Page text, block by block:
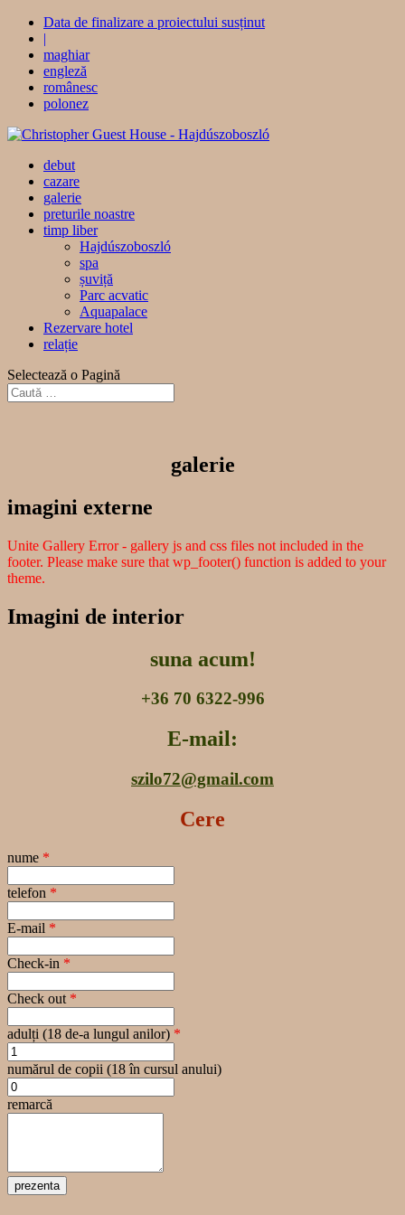
Data de finalizare a proiectului susținut
|
maghiar
engleză
românesc
polonez
debut
cazare
galerie
preturile noastre
timp liber
Hajdúszoboszló
spa
șuviță
Parc acvatic
Aquapalace
Rezervare hotel
relație
Selectează o Pagină
galerie
imagini externe
Unite Gallery Error - gallery js and css files not included in the
footer. Please make sure that wp_footer() function is added to your
theme.
Imagini de interior
suna acum!
+36 70 6322-996
E-mail:
szilo72@gmail.com
Cere
nume *
telefon *
E-mail *
Check-in *
Check out *
adulți (18 de-a lungul anilor) *
numărul de copii (18 în cursul anului)
remarcă